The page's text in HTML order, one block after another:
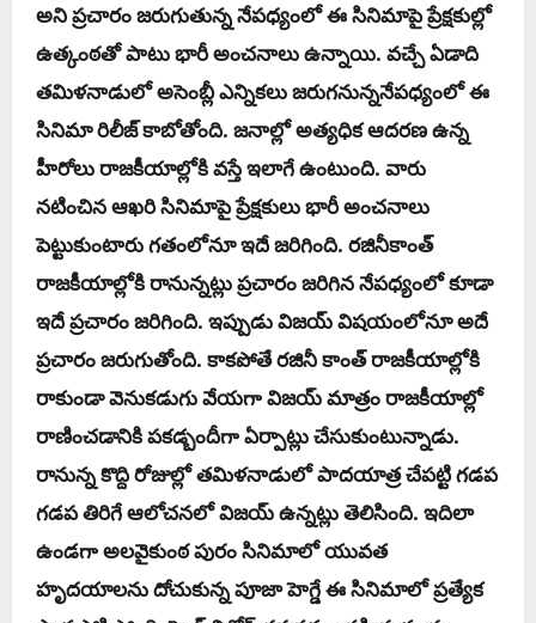
అని ప్ర‌చారం జ‌రుగుతున్న నేప‌ధ్యంలో ఈ సినిమాపై ప్రేక్ష‌కుల్లో
ఉత్కంఠ‌తో పాటు భారీ అంచ‌నాలు ఉన్నాయి. వ‌చ్చే ఏడాది
త‌మిళ‌నాడులో అసెంబ్లీ ఎన్నిక‌లు జ‌రుగ‌నున్న‌నేప‌ధ్యంలో ఈ
సినిమా రిలీజ్ కాబోతోంది. జ‌నాల్లో అత్య‌ధిక ఆద‌ర‌ణ ఉన్న
హీరోలు రాజ‌కీయాల్లోకి వ‌స్తే ఇలాగే ఉంటుంది. వారు
న‌టించిన ఆఖ‌రి సినిమాపై ప్రేక్ష‌కులు భారీ అంచ‌నాలు
పెట్టుకుంటారు గ‌తంలోనూ ఇదే జ‌రిగింది. ర‌జినీకాంత్
రాజ‌కీయాల్లోకి రానున్న‌ట్లు ప్ర‌చారం జ‌రిగిన నేప‌ధ్యంలో కూడా
ఇదే ప్ర‌చారం జ‌రిగింది. ఇప్పుడు విజ‌య్ విష‌యంలోనూ అదే
ప్ర‌చారం జ‌రుగుతోంది. కాక‌పోతే ర‌జినీ కాంత్ రాజ‌కీయాల్లోకి
రాకుండా వెనుక‌డుగు వేయ‌గా విజ‌య్ మాత్రం రాజ‌కీయాల్లో
రాణించ‌డానికి ప‌క‌డ్బందీగా ఏర్పాట్లు చేసుకుంటున్నాడు.
రానున్న కొద్ది రోజుల్లో త‌మిళ‌నాడులో పాద‌యాత్ర చేప‌ట్టి గ‌డ‌ప
గ‌డ‌ప తిరిగే ఆలోచ‌న‌లో విజ‌య్ ఉన్న‌ట్లు తెలిసింది. ఇదిలా
ఉండ‌గా అల‌వైకుంఠ పురం సినిమాలో యువ‌త
హృద‌యాల‌ను దోచుకున్న‌ పూజా హెగ్డే ఈ సినిమాలో ప్ర‌త్యేక